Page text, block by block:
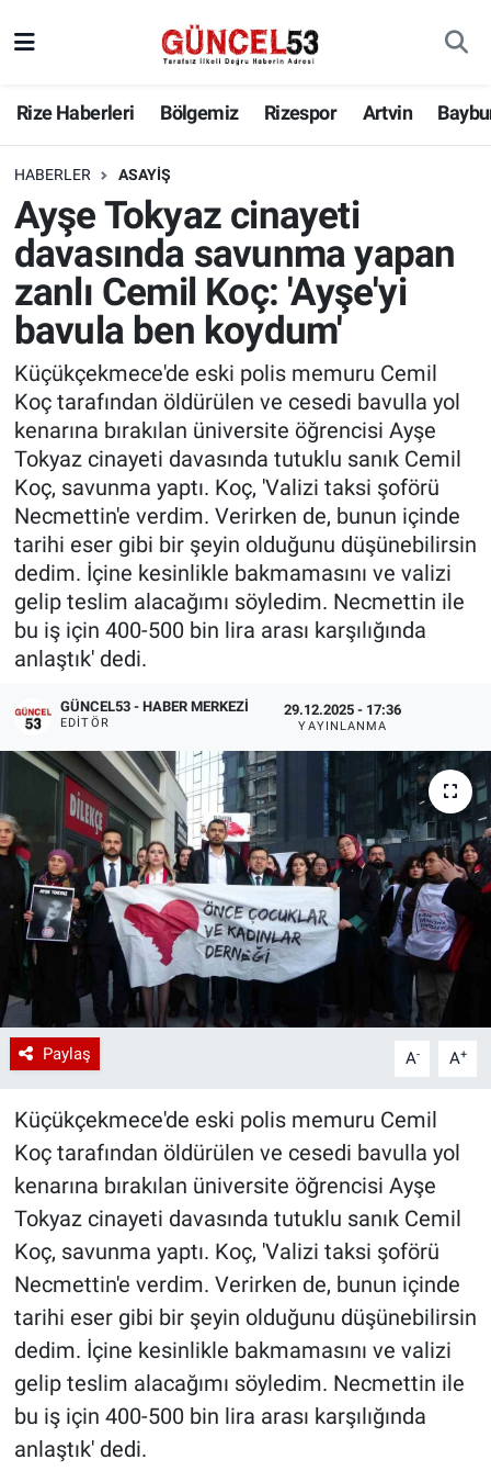
Rize Haberleri Bölgemiz Rizespor Artvin
HABERLER ASAYIŞ
Ayşe Tokyaz cinayeti
davasında savunma yapan
zanlı Cemil Koç: 'Ayşe'yi
bavula ben koydum'
Küçükçekmece'de eski polis memuru Cemil
Koç tarafından öldürülen ve cesedi bavulla yol
kenarına bırakılan üniversite öğrencisi Ayşe
Tokyaz cinayeti davasında tutuklu sanık Cemil
Koç, savunma yaptı. Koç, 'Valizi taksi şoförü
Necmettin'e verdim. Verirken de, bunun içinde
tarihi eser gibi bir şeyin olduğunu düşünebilirsin
dedim. İçine kesinlikle bakmamasını ve valizi
gelip teslim alacağımı söyledim. Necmettin ile
bu iş için 400-500 bin lira arası karşılığında
anlaştık' dedi.
GÜNCEL53 - HABER MERKEZI
EDITÖR
29.12.2025 - 17:36
YAYINLANMA
Paylaş A- A+
Küçükçekmece'de eski polis memuru Cemil
Koç tarafından öldürülen ve cesedi bavulla yol
kenarına bırakılan üniversite öğrencisi Ayşe
Tokyaz cinayeti davasında tutuklu sanık Cemil
Koç, savunma yaptı. Koç, 'Valizi taksi şoförü
Necmettin'e verdim. Verirken de, bunun içinde
tarihi eser gibi bir şeyin olduğunu düşünebilirsin
dedim. İçine kesinlikle bakmamasını ve valizi
gelip teslim alacağımı söyledim. Necmettin ile
bu iş için 400-500 bin lira arası karşılığında
anlaştık' dedi.